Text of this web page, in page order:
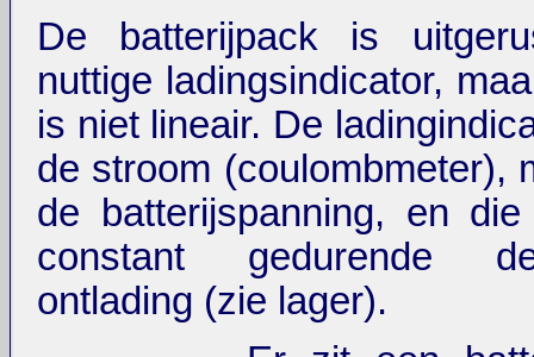
De batterijpack is
nuttige ladingsindicator,
is niet lineair. De
de stroom (coulombmeter),
de batterijspanning, en
constant gedurende
ontlading (zie lager).